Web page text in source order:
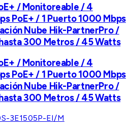
/ Monitoreable / 4
PoE+ / 1 Puerto 1000 Mbps
Nube Hik-PartnerPro /
300 Metros / 45 Watts
/ Monitoreable / 4
PoE+ / 1 Puerto 1000 Mbps
Nube Hik-PartnerPro /
300 Metros / 45 Watts
3E1505P-EI/M